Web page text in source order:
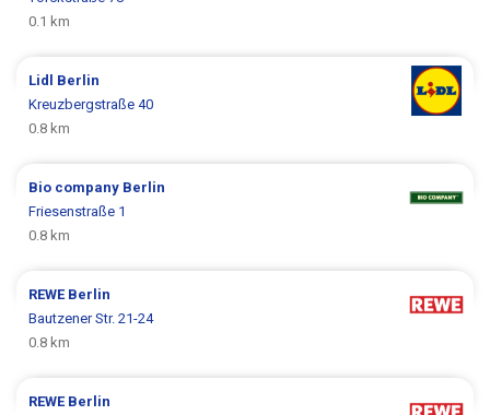
0.1 km
Lidl Berlin
Kreuzbergstraße 40
0.8 km
Bio company Berlin
Friesenstraße 1
0.8 km
REWE Berlin
Bautzener Str. 21-24
0.8 km
REWE Berlin